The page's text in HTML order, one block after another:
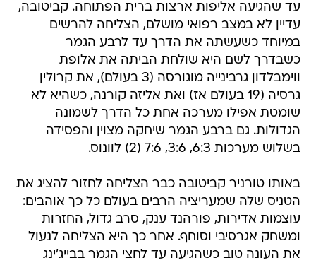
עד שהגיעה אליפות ארצות ברית הפתוחה. קביטובה,
עדיין לא במצב רפואי מושלם, הצליחה להרשים
במיוחד כשעשתה את הדרך עד לרבע הגמר
כשבדרך לשם היא שולחת הביתה את אלופת
ווימבלדון גרבינייה מוגורסה (3 בעולם), את קרולין
גרסיה (19 בעולם אז) ואת אליזה קורנה, כשהיא לא
שומטת אפילו מערכה אחת כל הדרך לשמונה
הגדולות. גם ברבע הגמר שיחקה מצוין והפסידה
בשלוש מערכות 6:3, 3:6, 7:6 (2) לוונוס.
באותו טורניר קביטובה כבר הצליחה לחזור להציג את
הטניס שלה שמעריציה הרבים בעולם כל כך אוהבים:
עוצמות אדירות, פורהנד ענק, סרב גדול, החזרות
ומשחק אגרסיבי וסוחף. אחר כך היא הצליחה לנעול
את העונה טוב כשהגיעה עד לחצי הגמר בבייג'ינג